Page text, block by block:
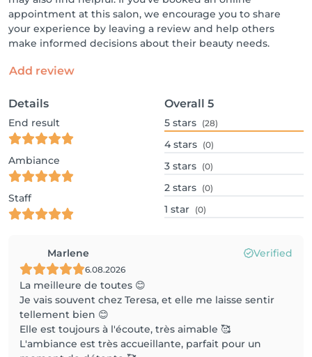
appointment at this salon, we encourage you to share
your experience by leaving a review and help others
make informed decisions about their beauty needs.
Add review
Details
End result
Ambiance
Staff
Overall 5
5 stars (28)
4 stars (0)
3 stars (0)
2 stars (0)
1 star (0)
Marlene Verified
6.08.2026
La meilleure de toutes 😊
Je vais souvent chez Teresa, et elle me laisse sentir
tellement bien 😊
Elle est toujours à l'écoute, très aimable 🥰
L'ambiance est très accueillante, parfait pour un